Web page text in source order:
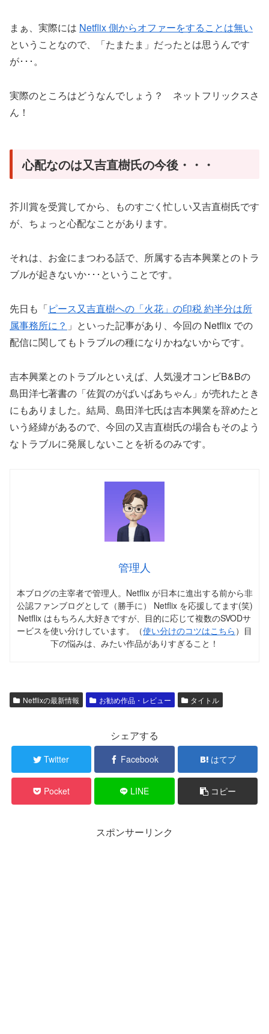
まぁ、実際には Netflix 側からオファーをすることは無い
ということなので、「たまたま」だったとは思うんです
が･･･。
実際のところはどうなんでしょう？ ネットフリックスさ
ん！
心配なのは又吉直樹氏の今後・・・
芥川賞を受賞してから、ものすごく忙しい又吉直樹氏です
が、ちょっと心配なことがあります。
それは、お金にまつわる話で、所属する吉本興業とのトラ
ブルが起きないか･･･ということです。
先日も「ピース又吉直樹への「火花」の印税 約半分は所
属事務所に？ 」といった記事があり、今回の Netflix での
配信に関してもトラブルの種になりかねないからです。
吉本興業とのトラブルといえば、人気漫才コンビB&Bの
島田洋七著書の「佐賀のがばいばあちゃん」が売れたとき
にもありました。結局、島田洋七氏は吉本興業を辞めたと
いう経緯があるので、今回の又吉直樹氏の場合もそのよう
なトラブルに発展しないことを祈るのみです。
管理人
本ブログの主宰者で管理人。Netflix が日本に進出する前から非
公認ファンブログとして（勝手に） Netflix を応援してます(笑)
Netflix はもちろん大好きですが、目的に応じて複数のSVODサ
ービスを使い分けしています。（使い分けのコツはこちら ）目
下の悩みは、みたい作品がありすぎること！
Netflixの最新情報 お勧め作品・レビュー タイトル
シェアする
Twitter Facebook はてブ
Pocket LINE コピー
スポンサーリンク